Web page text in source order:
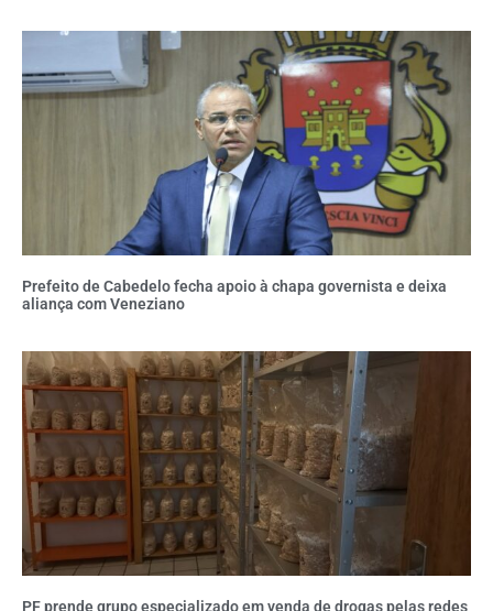
Prefeito de Cabedelo fecha apoio à chapa governista e deixa
aliança com Veneziano
PF prende grupo especializado em venda de drogas pelas redes